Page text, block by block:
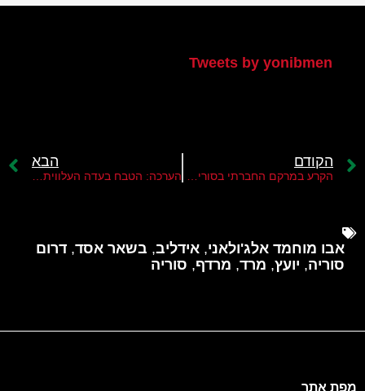
Tweets by yonibmen
הקודם הבא
אבו מוחמד אלג'ולאני, אידליב, בשאר אסד, דרום
סוריה, יועץ, מרד, מרדף, סוריה
מפת אתר